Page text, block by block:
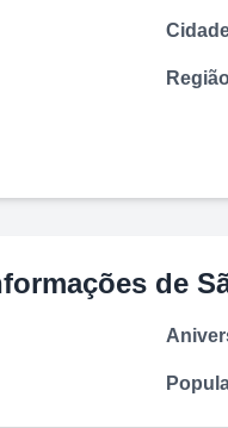
de